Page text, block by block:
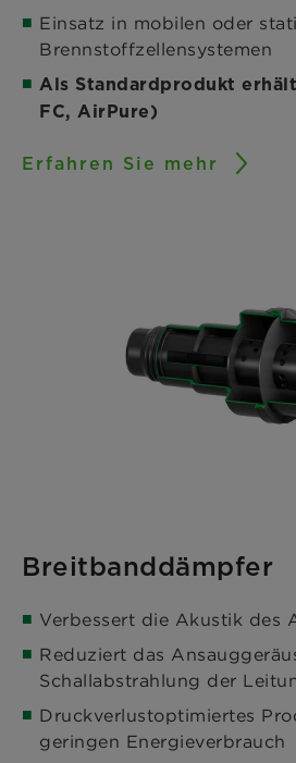
Einsatz in mobilen oder
Brennstoffzellensystemen
Als Standardprodukt
FC, AirPure)
Erfahren Sie mehr
Breitbanddämpfer
Verbessert die Akustik des
Reduziert das
Schallabstrahlung der
Druckverlustoptimiertes
geringen Energieverbrauch